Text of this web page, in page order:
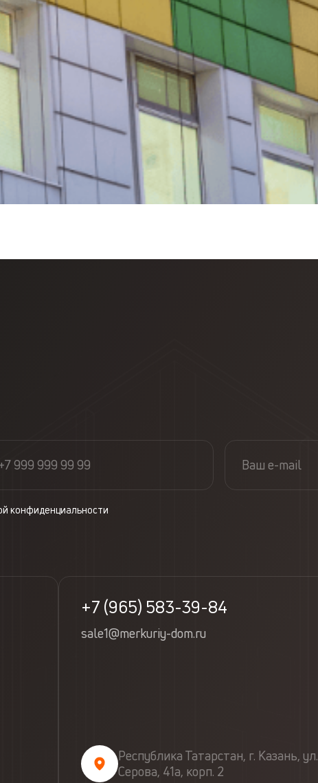
конфиденциальности
+7 (965) 583-39-84
sale1@merkuriy-dom.ru
Республика Татарстан, г. Казань, ул.
Серова, 41а, корп. 2